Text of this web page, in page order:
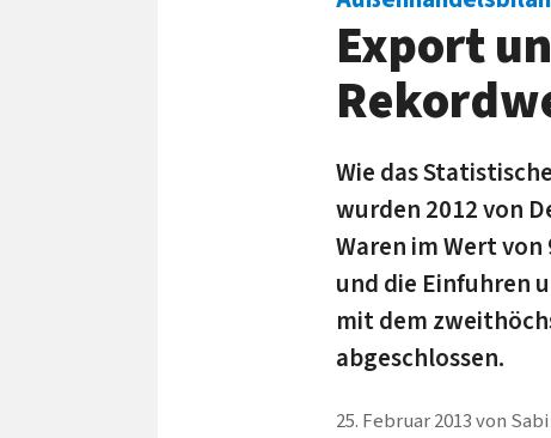
Export
Wie das
wurden 2012 von
Waren im Wert
und die Einfuhren
mit dem
abgeschlossen.
25. Februar 2013von